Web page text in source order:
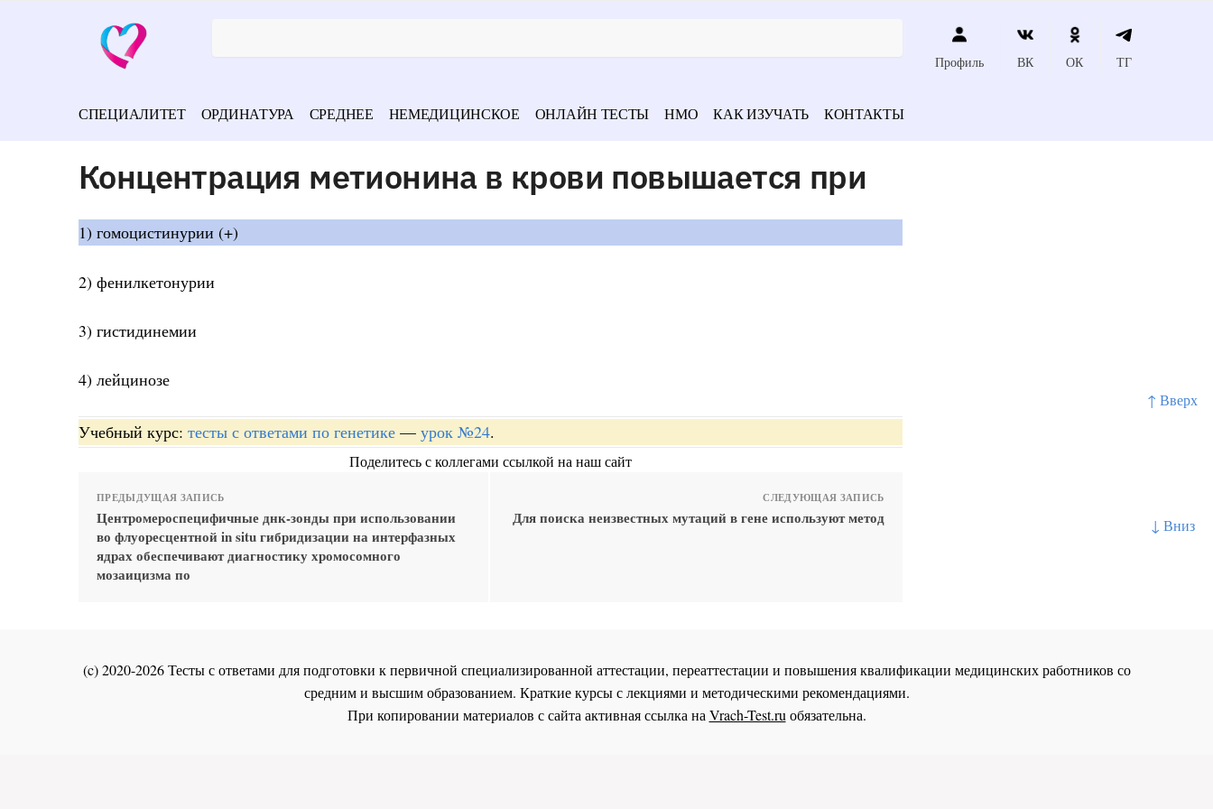
↑ Вверх
↓ Вниз
Профиль ВК ОК ТГ
СПЕЦИАЛИТЕТ ОРДИНАТУРА СРЕДНЕЕ НЕМЕДИЦИНСКОЕ ОНЛАЙН ТЕСТЫ НМО КАК ИЗУЧАТЬ КОНТАКТЫ
Концентрация метионина в крови повышается при
1) гомоцистинурии (+)
2) фенилкетонурии
3) гистидинемии
4) лейцинозе
Учебный курс: тесты с ответами по генетике — урок №24.
Поделитесь с коллегами ссылкой на наш сайт
ПРЕДЫДУЩАЯ ЗАПИСЬ
Центромероспецифичные днк-зонды при использовании
во флуоресцентной in situ гибридизации на интерфазных
ядрах обеспечивают диагностику хромосомного
мозаицизма по
СЛЕДУЮЩАЯ ЗАПИСЬ
Для поиска неизвестных мутаций в гене используют метод
(c) 2020-2026 Тесты с ответами для подготовки к первичной специализированной аттестации, переаттестации и повышения квалификации медицинских работников со
средним и высшим образованием. Краткие курсы с лекциями и методическими рекомендациями.
При копировании материалов с сайта активная ссылка на Vrach-Test.ru обязательна.